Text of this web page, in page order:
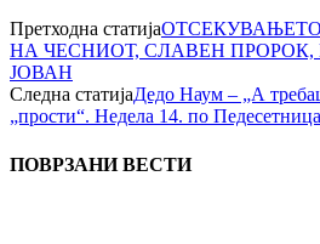
Претходна статија
НА ЧЕСНИОТ, СЛАВЕН ПРОРОК,
ЈОВАН
Следна статијаДедо Наум – „А
„прости“. Недела 14. по Педесетница
ПОВРЗАНИ ВЕСТИ